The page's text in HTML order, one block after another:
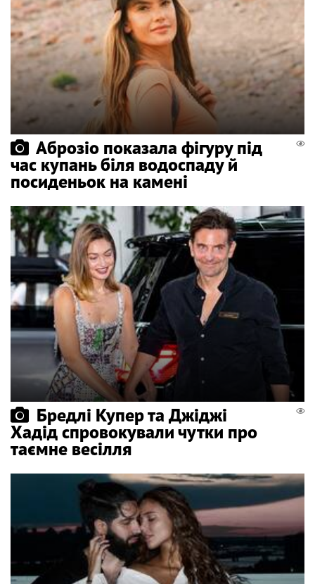
Аброзіо показала фігуру під
час купань біля водоспаду й
посиденьок на камені
Бредлі Купер та Джіджі
Хадід спровокували чутки про
таємне весілля